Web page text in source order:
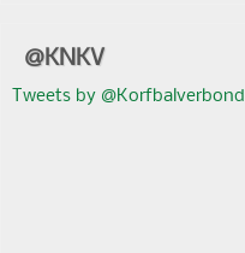
@KNKV
Tweets by @Korfbalverbond